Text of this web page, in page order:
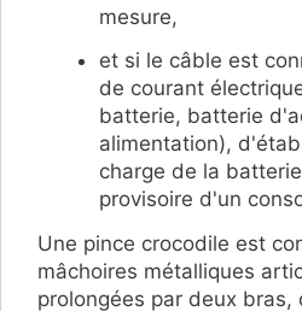
mesure,
et si le câble est
de courant
batterie, batterie
alimentation),
charge de la
provisoire d'un
Une pince crocodile est
mâchoires métalliques
prolongées par deux